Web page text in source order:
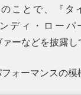
ことで、『タ
ディ・ローパ
ーなどを披露し
ォーマンスの模